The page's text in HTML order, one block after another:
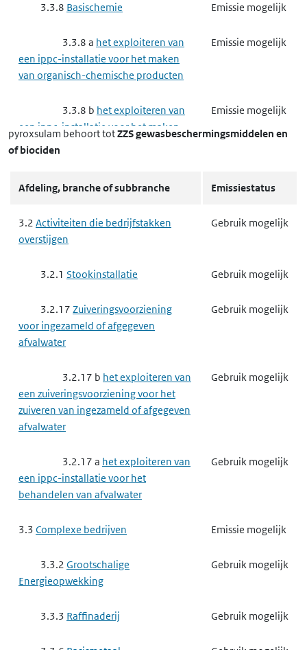
3.3.8 Basischemie Emissie mogelijk
3.3.8 a het exploiteren van
een ippc-installatie voor het maken
van organisch-chemische producten
Emissie mogelijk
3.3.8 b het exploiteren van
een ippc-installatie voor het maken
van anorganisch-chemische
Emissie mogelijk
3.3.8 dhet exploiteren van
van producten voor
gewasbescherming of van biociden
Gebruik mogelijk
3.3.9 Complexe papierindustrie,
Emissie mogelijk
3.3.9 ahet exploiteren van
een ippc-installatie voor het maken
oriented strand board, spaanplaat of
vezelplaat van hout
3.3.10
3.3.10 ahet verwijderen of
nuttig toepassen van gevaarlijke
van gevaarlijke afvalstoffen
opslaan van gevaarlijke afvalstoffen
pyroxsulam behoort totZZS gewasbeschermingsmiddelen en
of biociden
Afdeling, branche of subbranche Emissiestatus
3.2 Activiteiten die bedrijfstakken
overstijgen
Gebruik mogelijk
3.2.1 Stookinstallatie Gebruik mogelijk
3.2.17 Zuiveringsvoorziening
voor ingezameld of afgegeven
afvalwater
Gebruik mogelijk
3.2.17 b het exploiteren van
een zuiveringsvoorziening voor het
zuiveren van ingezameld of afgegeven
afvalwater
Gebruik mogelijk
3.2.17 a het exploiteren van
een ippc-installatie voor het
behandelen van afvalwater
Gebruik mogelijk
3.3 Complexe bedrijven Emissie mogelijk
3.3.2 Grootschalige
Energieopwekking
Gebruik mogelijk
3.3.3 Raffinaderij Gebruik mogelijk
3.3.6 Basismetaal Gebruik mogelijk